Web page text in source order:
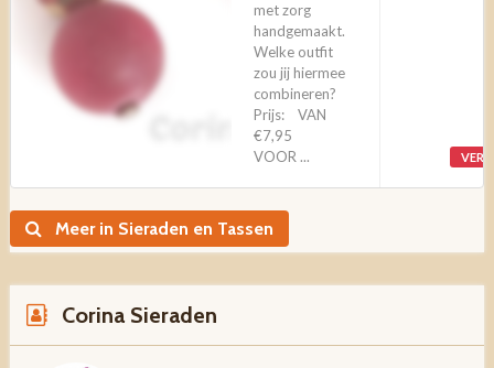
met zorg
handgemaakt.
Welke outfit
zou jij hiermee
combineren?
Prijs: VAN
€7,95
VOOR ...
Meer in Sieraden en Tassen
Corina Sieraden